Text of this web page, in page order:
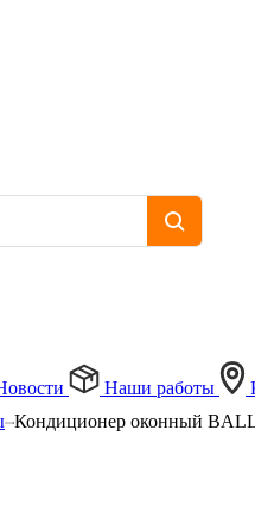
Наши работы
Кондиционер оконный